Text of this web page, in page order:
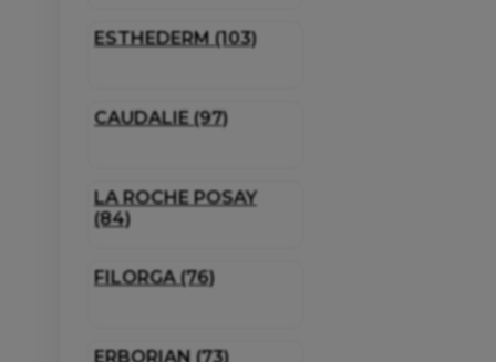
ESTHEDERM (103)
CAUDALIE (97)
LA ROCHE POSAY
(84)
FILORGA (76)
ERBORIAN (73)